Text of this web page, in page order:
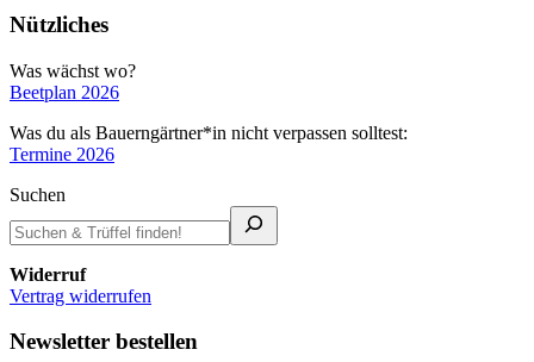
Nützliches
Was wächst wo?
Beetplan 2026
Was du als Bauerngärtner*in nicht verpassen solltest:
Termine 2026
Suchen
Widerruf
Vertrag widerrufen
Newsletter bestellen